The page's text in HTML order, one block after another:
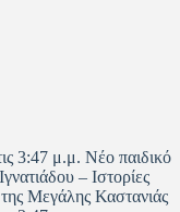
3:47 μ.μ. Νέο παιδικό
– Ιστορίες
Μεγάλης Καστανιάς